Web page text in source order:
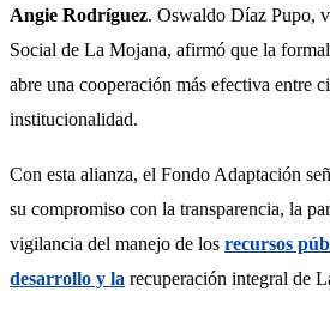
Angie Rodríguez. Oswaldo Díaz Pupo,
Social de La Mojana, afirmó que la
abre una cooperación más efectiva entre
institucionalidad.
Con esta alianza, el Fondo Adaptación
su compromiso con la transparencia, la
vigilancia del manejo de los recursos
desarrollo y la recuperación integral de